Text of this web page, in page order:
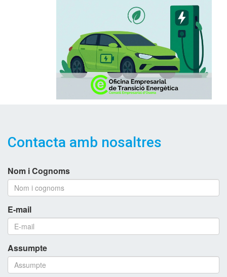
Contacta amb nosaltres
Nom i Cognoms
E-mail
Assumpte